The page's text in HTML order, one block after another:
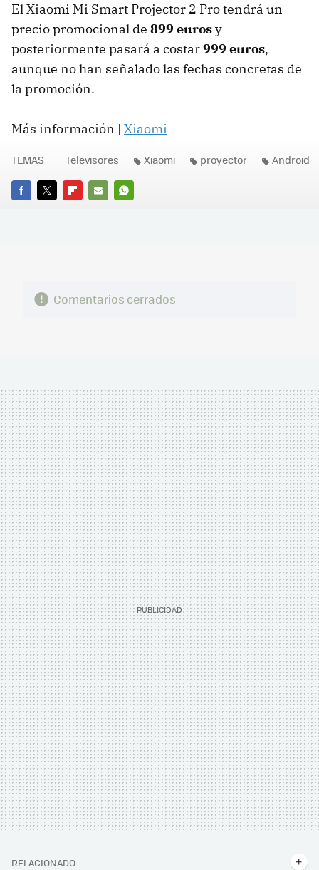
El Xiaomi Mi Smart Projector 2 Pro tendrá un
precio promocional de 899 eurosy
posteriormente pasará a costar999 euros,
aunque no han señalado las fechas concretas de
la promoción.
Más información | Xiaomi
FACEBOOK
TWITTERFLIPBOARD
E-
WHATSAPP
TEMAS Televisores Xiaomi proyector Android
Comentarios cerrados
RELACIONADO